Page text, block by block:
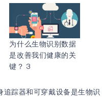
为什么生物识别数据
是改善我们健康的关
键？ 3
追踪器和可穿戴设备是生物识